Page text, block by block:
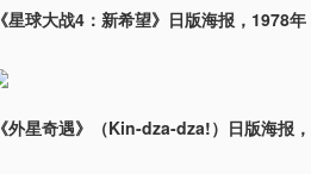
《星球大战4：新希望》日版海报，1978
《外星奇遇》（Kin-dza-dza!）日版海报